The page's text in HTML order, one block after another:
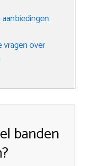
over
banden